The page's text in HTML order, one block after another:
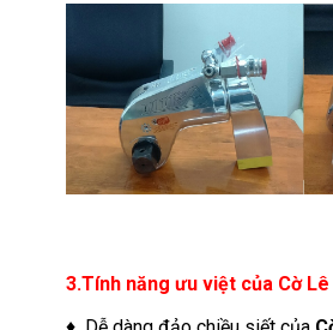
3.Tính năng ưu việt của Cờ